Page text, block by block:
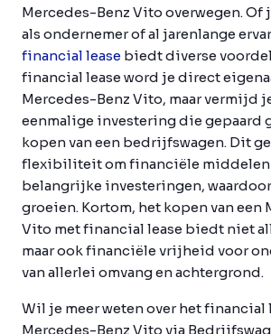
Mercedes-Benz Vito overwegen. Of
als ondernemer of al jarenlange
financial lease biedt diverse
financial lease word je direct
Mercedes-Benz Vito, maar vermijd
eenmalige investering die gepaard
kopen van een bedrijfswagen. Dit
flexibiliteit om financiële middelen
belangrijke investeringen,
groeien. Kortom, het kopen van een
Vito met financial lease biedt niet
maar ook financiële vrijheid voor
van allerlei omvang en achtergrond.
Wil je meer weten over het financial
Mercedes-Benz Vito via